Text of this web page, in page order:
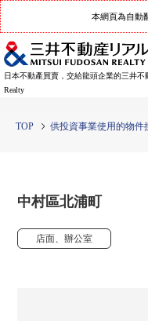
本網頁為自動
日本不動產買賣，交給龍頭企業的三井不
Realty
TOP 供投資事業使用的物件
中村區北浦町
店面、辦公室